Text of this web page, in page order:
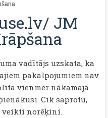
JM
vadītājs uzskata, ka
pakalpojumiem nav
vienmēr nākamajā
Cik saprotu,
veikti norēķini.